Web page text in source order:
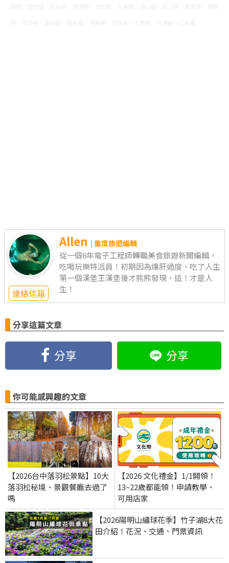
連絡信箱
Allen | 重度旅遊編輯
從一個6年電子工程師轉職美食旅遊新聞編輯，
吃喝玩樂特派員！初期因為爆肝過度，吃了人生
第一個漢堡王漢堡後才熊熊發現，這！才是人
生！
分享這篇文章
分享 分享
你可能感興趣的文章
【2026台中落羽松景點】10大
落羽松秘境、景觀餐廳去過了
嗎
【2026 文化禮金】1/1開領！
13~22歲都能領！申請教學、
可用店家
【2026陽明山繡球花季】竹子湖8大花
田介紹！花況、交通、門票資訊